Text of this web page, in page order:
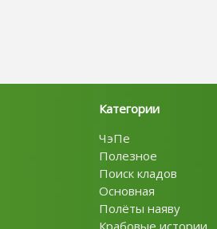
Категории
ЧэПе
Полезное
Поиск кладов
Основная
Полёты наяву
Крабовые истории